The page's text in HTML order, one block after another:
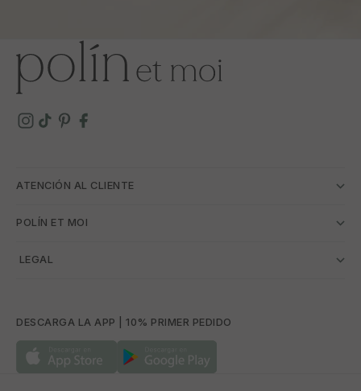
ATENCIÓN AL CLIENTE
POLÍN ET MOI
­ LEGAL
DESCARGA LA APP | 10% PRIMER PEDIDO